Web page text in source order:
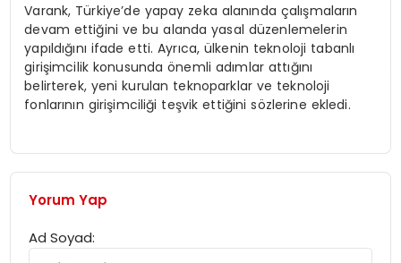
Varank, Türkiye’de yapay zeka alanında çalışmaların
devam ettiğini ve bu alanda yasal düzenlemelerin
yapıldığını ifade etti. Ayrıca, ülkenin teknoloji tabanlı
girişimcilik konusunda önemli adımlar attığını
belirterek, yeni kurulan teknoparklar ve teknoloji
fonlarının girişimciliği teşvik ettiğini sözlerine ekledi.
Yorum Yap
Ad Soyad: